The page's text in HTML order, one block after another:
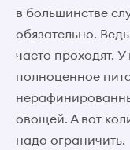
в большинстве
обязательно.
часто проходят.
полноценное
овощей. А вот
надо ограничить.